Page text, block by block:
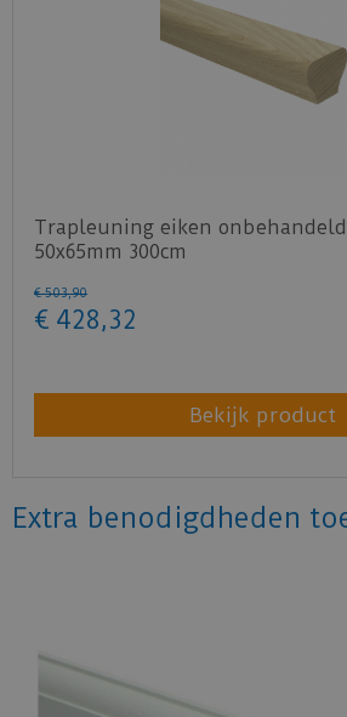
Trapleuning eiken
50x65mm 300cm
€ 503,90
€ 428,32
Bekijk product
Extra benodigdheden